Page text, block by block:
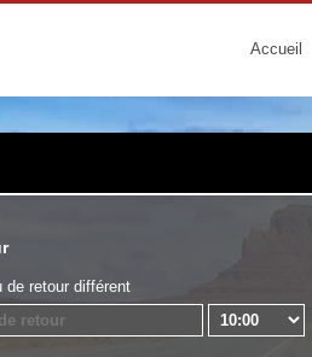
Accueil
de retour différent